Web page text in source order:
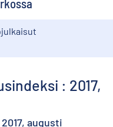
: 2017,
augusti